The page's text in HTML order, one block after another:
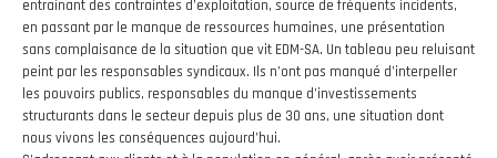
entrainant des contraintes d’exploitation, source de fréquents incidents,
en passant par le manque de ressources humaines, une présentation
sans complaisance de la situation que vit EDM-SA. Un tableau peu reluisant
peint par les responsables syndicaux. Ils n’ont pas manqué d’interpeller
les pouvoirs publics, responsables du manque d’investissements
structurants dans le secteur depuis plus de 30 ans, une situation dont
nous vivons les conséquences aujourd’hui.